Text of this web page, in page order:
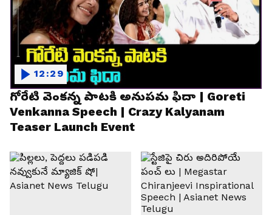
గోరేటి వెంకన్న పాటకి అనుపమ ఫిదా | Goreti
Venkanna Speech | Crazy Kalyanam
Teaser Launch Event
12:29